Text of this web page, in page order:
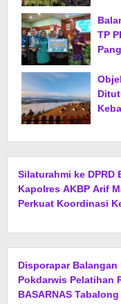
TP
Silaturahmi ke DPRD
Kapolres AKBP Arif
Perkuat Koordinasi
Disporapar Balangan
Pokdarwis Pelatihan
BASARNAS